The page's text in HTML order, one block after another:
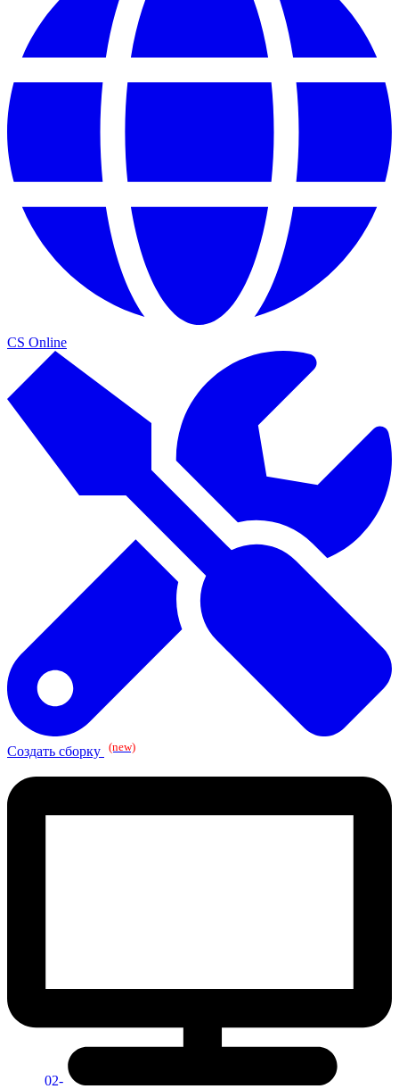
CS Online
Создать сборку (new)
02-